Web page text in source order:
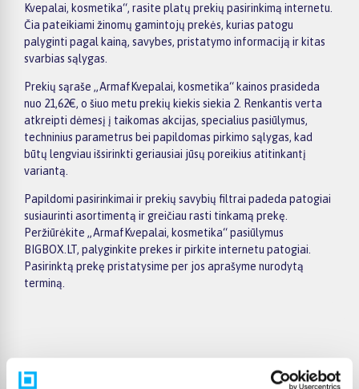
Kvepalai, kosmetika“, rasite platų prekių pasirinkimą internetu.
Čia pateikiami žinomų gamintojų prekės, kurias patogu
palyginti pagal kainą, savybes, pristatymo informaciją ir kitas
svarbias sąlygas.
Prekių sąraše „ArmafKvepalai, kosmetika“ kainos prasideda
nuo 21,62€, o šiuo metu prekių kiekis siekia 2. Renkantis verta
atkreipti dėmesį į taikomas akcijas, specialius pasiūlymus,
techninius parametrus bei papildomas pirkimo sąlygas, kad
būtų lengviau išsirinkti geriausiai jūsų poreikius atitinkantį
variantą.
Papildomi pasirinkimai ir prekių savybių filtrai padeda patogiai
susiaurinti asortimentą ir greičiau rasti tinkamą prekę.
Peržiūrėkite „ArmafKvepalai, kosmetika“ pasiūlymus
BIGBOX.LT, palyginkite prekes ir pirkite internetu patogiai.
Pasirinktą prekę pristatysime per jos aprašyme nurodytą
terminą.
Pirkėjų atsiliepimai apie prekes